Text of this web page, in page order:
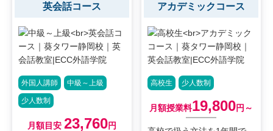
英会話コース
外国人講師 中級～上級
少人数制
月額目安 23,760円
アカデミックコース
高校生 少人数制
月額授業料19,800円～